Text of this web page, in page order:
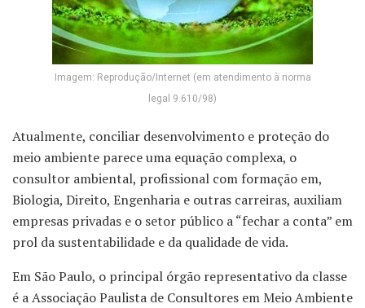
Imagem: Reprodução/Internet (em atendimento à norma
legal 9.610/98)
Atualmente, conciliar desenvolvimento e proteção do
meio ambiente parece uma equação complexa, o
consultor ambiental, profissional com formação em,
Biologia, Direito, Engenharia e outras carreiras, auxiliam
empresas privadas e o setor público a “fechar a conta” em
prol da sustentabilidade e da qualidade de vida.
Em São Paulo, o principal órgão representativo da classe
é a Associação Paulista de Consultores em Meio Ambiente